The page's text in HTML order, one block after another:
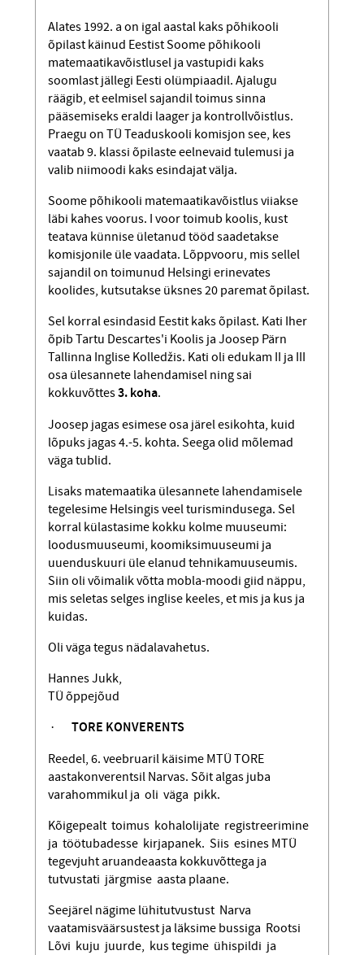
Alates 1992. a on igal aastal kaks põhikooli
õpilast käinud Eestist Soome põhikooli
matemaatikavõistlusel ja vastupidi kaks
soomlast jällegi Eesti olümpiaadil. Ajalugu
räägib, et eelmisel sajandil toimus sinna
pääsemiseks eraldi laager ja kontrollvõistlus.
Praegu on TÜ Teaduskooli komisjon see, kes
vaatab 9. klassi õpilaste eelnevaid tulemusi ja
valib niimoodi kaks esindajat välja.
Soome põhikooli matemaatikavõistlus viiakse
läbi kahes voorus. I voor toimub koolis, kust
teatava künnise ületanud tööd saadetakse
komisjonile üle vaadata. Lõppvooru, mis sellel
sajandil on toimunud Helsingi erinevates
koolides, kutsutakse üksnes 20 paremat õpilast.
Sel korral esindasid Eestit kaks õpilast. Kati Iher
õpib Tartu Descartes'i Koolis ja Joosep Pärn
Tallinna Inglise Kolledžis. Kati oli edukam II ja III
osa ülesannete lahendamisel ning sai
kokkuvõttes3. koha.
Joosep jagas esimese osa järel esikohta, kuid
lõpuks jagas 4.-5. kohta. Seega olid mõlemad
väga tublid.
Lisaks matemaatika ülesannete lahend­amisele
tegelesime Helsingis veel turismindusega. Sel
korral külastasime kokku kolme muuseumi:
loodusmuuseumi, koomiksimuuseumi ja
uuenduskuuri üle elanud tehnikamuuseumis.
Siin oli võimalik võtta mobla-moodi giid näppu,
mis seletas selges inglise keeles, et mis ja kus ja
kuidas.
Oli väga tegus nädalavahetus.
Hannes Jukk,
TÜ õppejõud
· TORE KONVERENTS
Reedel, 6. veebruaril käisime MTÜ TORE
aastakonverentsil Narvas. Sõit algas juba
varahommikul ja oli väga pikk.
Kõigepealt toimus kohalolijate regist­reerimine
ja töötubadesse kirjapanek. Siis esines MTÜ
tegevjuht aruandeaasta kokkuvõttega ja
tutvustati järgmise aasta plaane.
Seejärel nägime lühitutvustust Narva
vaatamisväärsustest ja läksime bussiga Rootsi
Lõvi kuju juurde, kus tegime ühispildi ja